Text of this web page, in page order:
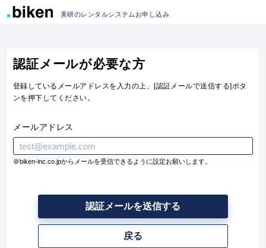
美研のレンタルシステムお申し込み
認証メールが必要な方
登録しているメールアドレスを入力の上、[認証メールで送信する]ボタ
ンを押下してください。
メールアドレス
＠biken-inc.co.jpからメールを受信できるように設定お願いします。
戻る
認証メールを送信する